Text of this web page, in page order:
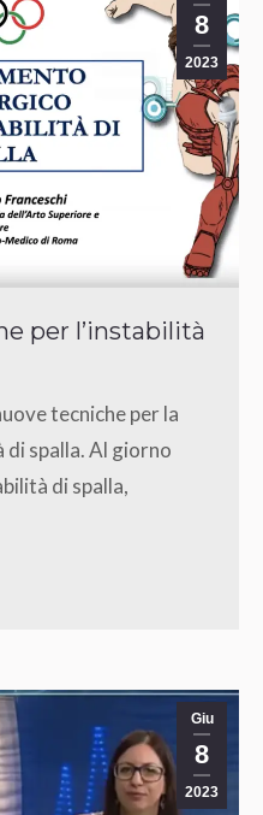
8
2023
per l’instabilità
tecniche per la
di spalla. Al giorno
di spalla,
Giu
8
2023